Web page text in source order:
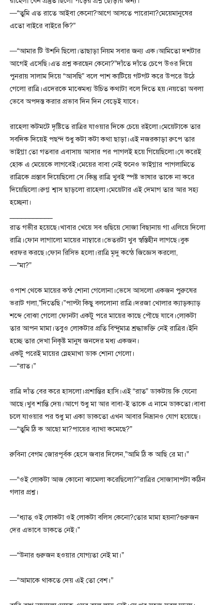
—“তুমি এত রাতে আইবা কেনো?আগে আসতে পারোনা?মেয়েমানুষের
এতো বাইরে বাইরে কি?”
—“আমার টি উশনি ছিলো।তাছাড়া নিয়ম সবার জন্য এক।আমিতো দশটার
আগেই এসেছি।এত প্রশ্ন করছেন কেনো?”দাঁতে দাঁতে চেপে উওর দিয়ে
পুনরায় সালাম দিয়ে “আসছি” বলে পাশ কাটিয়ে গটগট করে উপরে উঠে
গেলো রাত্রি।এদেরকে মাঝেমধ্য উচিত কথাটা বলে দিতে হয়।নয়তো অবলা
ভেবে অপদস্ত করার প্রভাব দিন দিন বেড়েই যাবে।
রাহেলা কটমটে দৃষ্টিতে রাত্রির যাওয়ার দিকে চেয়ে রইলো।মেয়েটাকে তার
সবদিক দিয়েই পছন্দ শুধু কটা কটা কথা ছাড়া।এই নজরকাড়া রুপে তার
ভাইগ্না তো গতবার এবাসায় আসার পর পাগলই হয়ে গিয়েছিলো।যে করেই
হোক এ মেয়েকে লাগবেই।মেয়ের বাবা নেই শুনেও ভাইগ্নার পাগলামিতে
রাত্রিকে প্রস্তাব দিয়েছিলো সে।কিন্তু রাত্রি খুবই স্পষ্ট ভাষার তাকে না করে
দিয়েছিলো।রুগ্ন শ্বাস ছাড়লো রাহেলা।মেয়েটার এই দেমাগ তার আর সহ্য
হচ্ছেনা।
রাত গভীর হয়েছে।খাবার খেয়ে সব গুছিয়ে সোজা বিছানায় গা এলিয়ে দিলো
রাত্রি।ফোন লাগালো মায়ের নাম্বারে।ভেতরটা খুব স্বস্তিহীন লাগছে।বুক
ধরফর করছে।ফোন রিসিভ হলো।রাত্রি মৃদু কন্ঠে জিজ্ঞেস করলো,
—“মা?”
ওপাশ থেকে মায়ের কন্ঠ শোনা গেলোনা।ভেসে আসলো একজন পুরুষের
ভরাট গলা,”দিতেছি।”পাল্টা কিছু বললোনা রাত্রি।দরজা খোলার ক্যাড়ক্যাড়
শব্দে বোঝা গেলো ফোনটা একটু পরে মায়ের কাছে পৌছে যাবে।লোকটা
তার আপন মামা।তবুও লোকটার প্রতি বিন্দুমাত্র শ্রদ্ধাভক্তি নেই রাত্রির।ইনি
হচ্ছে তার দেখা নিকৃষ্ট মানুষ জনদের মধ্য একজন।
একটু পরেই মায়ের স্নেহমাখা ডাক শোনা গেলো।
—“রাত।”
রাত্রি দাঁত বের করে হাসলো।প্রশান্তির হাসি।এই “রাত” ডাকটায় কি যেনো
আছে।খুব শান্তি দেয়।আগে শুধু মা আর বাবা-ই তাকে এ নামে ডাকতো।বাবা
চলে যাওয়ার পর শুধু মা একা ডাকতো এখন আবার নিভ্রানও যোগ হয়েছে।
—“তুমি ঠি ক আছো মা?পায়ের ব্যাথা কমেছে?”
রুবিনা বেগম জোরপূর্বক হেসে জবার দিলেন,”আমি ঠি ক আছি রে মা।”
—“ওই লোকটা আজ কোনো ঝামেলা করেছিলো?”রাত্রির সোজাসাপটা কঠিন
গলার প্রশ্ন।
—“ধ্যাত্ ওই লোকটা ওই লোকটা বলিস কেনো?তোর মামা হয়না?গুরুজন
দের এভাবে ডাকতে নেই।”
—“উনার গুরুজন হওয়ার যোগ্যতা নেই মা।”
—“আমাকে থাকতে দেয় এই তো বেশ।”